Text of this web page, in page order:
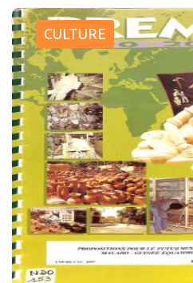
CULTURE